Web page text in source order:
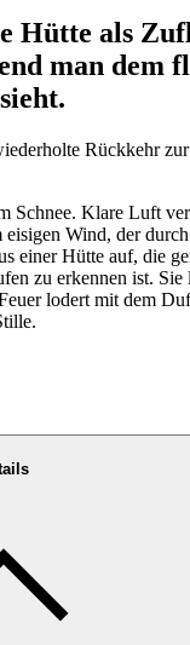
Hütte als
man dem
Rückkehr
Schnee. Klare Luft
Wind, der
einer Hütte auf, die
zu erkennen ist. Sie
lodert mit dem